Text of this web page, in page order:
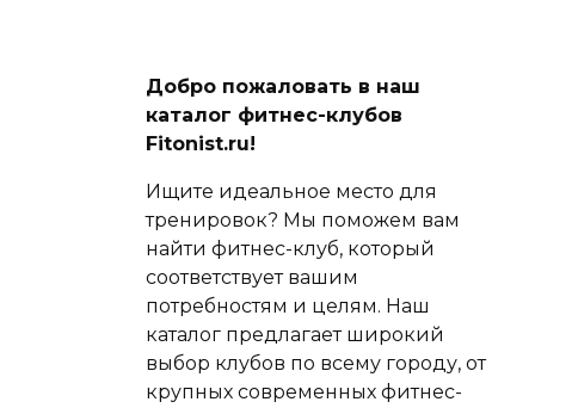
Добро пожаловать в наш
каталог фитнес-клубов
Fitonist.ru!
Ищите идеальное место для
тренировок? Мы поможем вам
найти фитнес-клуб, который
соответствует вашим
потребностям и целям. Наш
каталог предлагает широкий
выбор клубов по всему городу, от
крупных современных фитнес-